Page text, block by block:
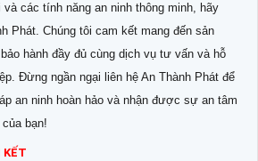
các tính năng an ninh thông minh, hãy
Phát. Chúng tôi cam kết mang đến sản
hành đầy đủ cùng dịch vụ tư vấn và hỗ
Đừng ngần ngại liên hệ An Thành Phát để
an ninh hoàn hảo và nhận được sự an tâm
bạn!
KẾT